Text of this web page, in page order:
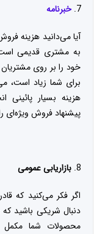
خبرنامه
آیا می‌دانید هزینه
به مشتری قدیمی است؟
خود را بر روی
برای شما زیاد است،
هزینه بسیار پائینی
پیشنهاد فروش ویژه‌ای
بازاریابی عمومی
اگر فکر می‌کنید که
دنبال شریکی باشید
محصولات شما مکمل